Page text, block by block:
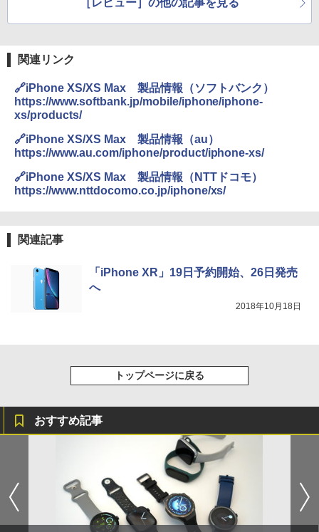
［レビュー］の他の記事を見る
関連リンク
🔗iPhone XS/XS Max 製品情報（ソフトバンク）
https://www.softbank.jp/mobile/iphone/iphone-
xs/products/
🔗iPhone XS/XS Max 製品情報（au）
https://www.au.com/iphone/product/iphone-xs/
🔗iPhone XS/XS Max 製品情報（NTTドコモ）
https://www.nttdocomo.co.jp/iphone/xs/
関連記事
「iPhone XR」19日予約開始、26日発売
へ
2018年10月18日
トップページに戻る
おすすめ記事